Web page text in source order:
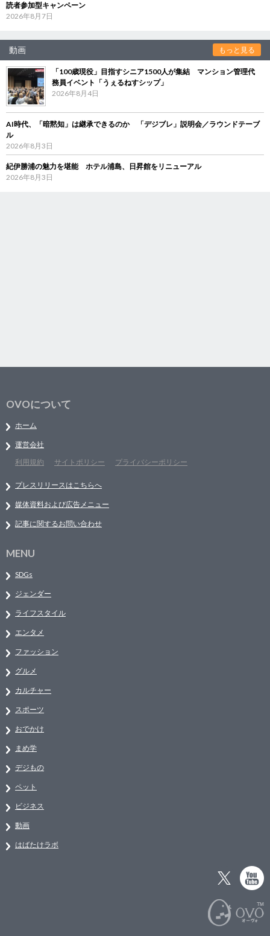
読者参加型キャンペーン
2026年8月7日
動画 もっと見る
「100歳現役」目指すシニア1500人が集結 マンション管理代
務員イベント「うぇるねすシップ」
2026年8月4日
AI時代、「暗黙知」は継承できるのか 「デジブレ」説明会／ラウンドテーブ
ル
2026年8月3日
紀伊勝浦の魅力を堪能 ホテル浦島、日昇館をリニューアル
2026年8月3日
OVOについて
ホーム
運営会社
利用規約
サイトポリシー プライバシーポリシー
プレスリリースはこちらへ
媒体資料および広告メニュー
記事に関するお問い合わせ
MENU
SDGs
ジェンダー
ライフスタイル
エンタメ
ファッション
グルメ
カルチャー
スポーツ
おでかけ
まめ学
デジもの
ペット
ビジネス
動画
はばたけラボ